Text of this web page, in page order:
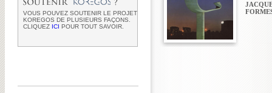
VOUS POUVEZ SOUTENIR LE PROJET
KOREGOS DE PLUSIEURS FAÇONS.
CLIQUEZ ICI POUR TOUT SAVOIR.